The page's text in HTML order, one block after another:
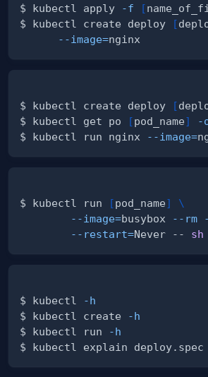
$ kubectl apply -f [
$ kubectl create deploy
[
--image=
$ kubectl create deploy [
$ kubectl get po
[pod_name] -
$ kubectl run nginx
--image=
$ kubectl run [pod_name]
\
--image=busybox --rm
--restart=Never -- sh
$ kubectl
-h
$ kubectl create
-h
$ kubectl run
-h